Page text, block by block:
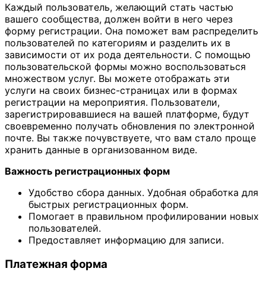
Каждый пользователь, желающий стать частью
вашего сообщества, должен войти в него через
форму регистрации. Она поможет вам распределить
пользователей по категориям и разделить их в
зависимости от их рода деятельности. С помощью
пользовательской формы можно воспользоваться
множеством услуг. Вы можете отображать эти
услуги на своих бизнес-страницах или в формах
регистрации на мероприятия. Пользователи,
зарегистрировавшиеся на вашей платформе, будут
своевременно получать обновления по электронной
почте. Вы также почувствуете, что вам стало проще
хранить данные в организованном виде.
Важность регистрационных форм
Удобство сбора данных. Удобная обработка для
быстрых регистрационных форм.
Помогает в правильном профилировании новых
пользователей.
Предоставляет информацию для записи.
Платежная форма